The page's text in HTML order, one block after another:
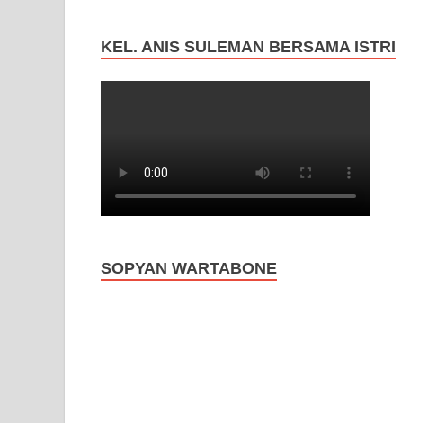
KEL. ANIS SULEMAN BERSAMA ISTRI
SOPYAN WARTABONE